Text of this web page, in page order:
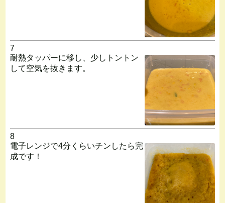
7
耐熱タッパーに移し、少しトントン
して空気を抜きます。
8
電子レンジで4分くらいチンしたら完
成です！